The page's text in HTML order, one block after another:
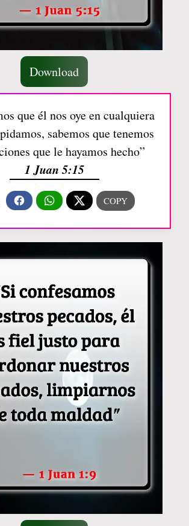
Download
que él nos oye en cualquiera
sabemos que tenemos
que le hayamos hecho”
1 Juan 5:15